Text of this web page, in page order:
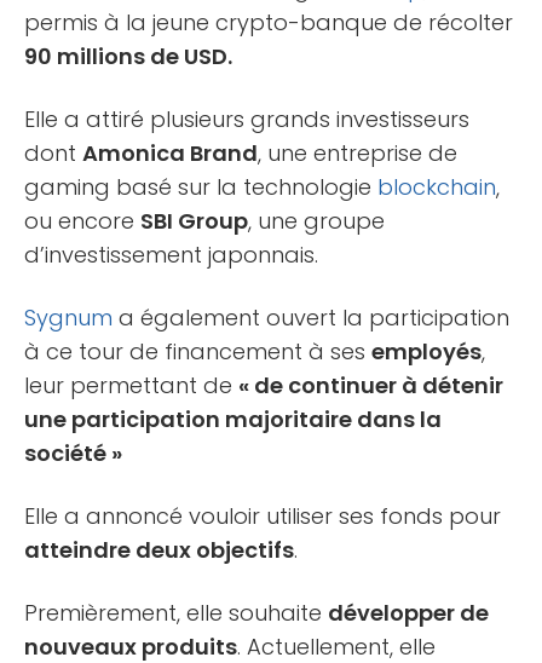
permis à la jeune crypto-banque de récolter
90 millions de USD.
Elle a attiré plusieurs grands investisseurs
dont Amonica Brand, une entreprise de
gaming basé sur la technologie blockchain,
ou encore SBI Group, une groupe
d’investissement japonnais.
Sygnum a également ouvert la participation
à ce tour de financement à ses employés,
leur permettant de « de continuer à détenir
une participation majoritaire dans la
société »
Elle a annoncé vouloir utiliser ses fonds pour
atteindre deux objectifs.
Premièrement, elle souhaite développer de
nouveaux produits. Actuellement, elle